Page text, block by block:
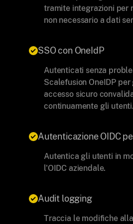
tramite integrazioni per
non necessario a dati
SSO con OneIdP
Autenticati senza
Scalefusion OneIDP
accesso sicuro
continuamente gli utenti.
Autenticazione OIDC
Autentica gli utenti in
l'OIDC aziendale.
Audit logging
Traccia le modifiche